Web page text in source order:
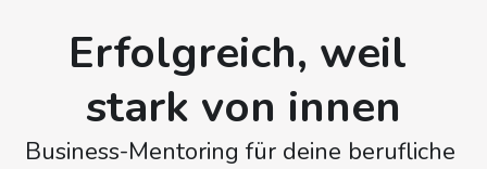
Erfolgreich, weil
stark von innen
Business-Mentoring für deine berufliche